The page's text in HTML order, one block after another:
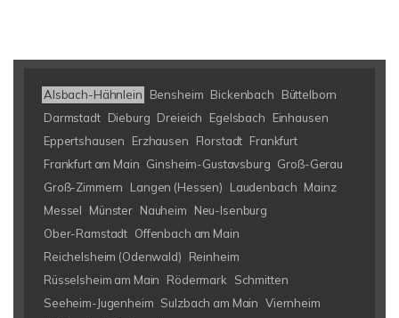
Alsbach-Hähnlein Bensheim Bickenbach
Büttelborn
Darmstadt Dieburg Dreieich Egelsbach
Einhausen
Eppertshausen
Erzhausen Florstadt Frankfurt
Frankfurt am Main Ginsheim-Gustavsburg Groß-Gerau
Groß-Zimmern
Langen (Hessen) Laudenbach Mainz
Messel
Münster Nauheim
Neu-Isenburg
Ober-Ramstadt Offenbach am Main
Reichelsheim (Odenwald)
Reinheim
Rüsselsheim am Main
Rödermark
Schmitten
Seeheim-Jugenheim Sulzbach am Main Viernheim